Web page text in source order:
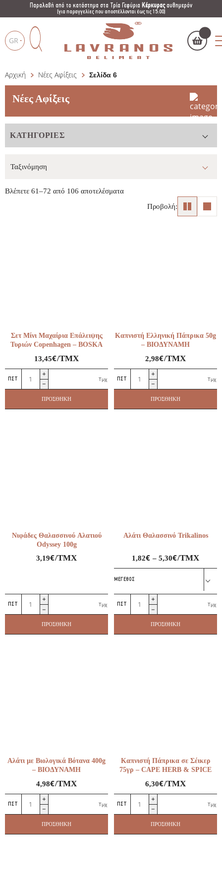
Παραλαβή από το κατάστημα στα Τρία Γεφύρια Κέρκυραςαυθημερόν
(για παραγγελίες που αποστέλλονται έως τις 15:00)
GR
Products Το καλάθι μου ()
Αρχική Νέες Αφίξεις Σελίδα 6
Νέες Αφίξεις
ΚΑΤΗΓΟΡΊΕΣ
Βλέπετε 61–72 από 106 αποτελέσματα
Προβολή:
Σετ Μίνι Μαχαίρια Επάλειψης
Τυριών Copenhagen – BOSKA
13,45€/ΤΜΧ
Σετ
Μαχαίρια
Επάλειψης
Τμχ
ΠΡΟΣΘΉΚΗ
Καπνιστή Ελληνική Πάπρικα 50g
– ΒΙΟΔΥΝΑΜΗ
2,98€/ΤΜΧ
Καπνιστή
Ελληνική
Πάπρικα
50g
Τμχ
ΠΡΟΣΘΉΚΗ
Νιφάδες Θαλασσινού Αλατιού
Odyssey 100g
3,19€/ΤΜΧ
Νιφάδες
Θαλασσινού
Αλατιού
Odyssey
Τμχ
ΠΡΟΣΘΉΚΗ
Αλάτι Θαλασσινό Trikalinos
1,82€ – 5,30€/ΤΜΧ
ΜΈΓΕΘΟΣ
Αλάτι
Θαλασσινό
Trikalinos
ποσότητα
Τμχ
ΠΡΟΣΘΉΚΗ
Αλάτι με Βιολογικά Βότανα 400g
– ΒΙΟΔΥΝΑΜΗ
4,98€/ΤΜΧ
Αλάτι
Βιολογικά
Βότανα
Τμχ
ΠΡΟΣΘΉΚΗ
Καπνιστή Πάπρικα σε Σέικερ
75γρ – CAPE HERB & SPICE
6,30€/ΤΜΧ
Καπνιστή
Πάπρικα
Σέικερ
Τμχ
ΠΡΟΣΘΉΚΗ